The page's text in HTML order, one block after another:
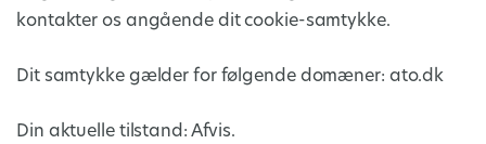
kontakter os angående dit cookie-samtykke.
Dit samtykke gælder for følgende domæner: ato.dk
Din aktuelle tilstand: Afvis.